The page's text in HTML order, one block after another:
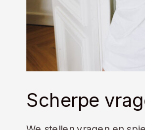
Scherpe